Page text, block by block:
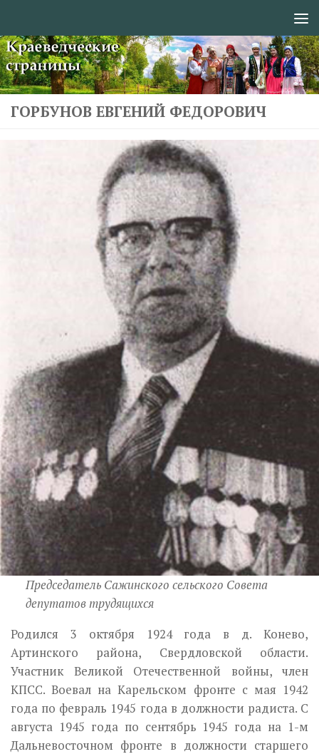
ГОРБУНОВ ЕВГЕНИЙ ФЕДОРОВИЧ
Председатель Сажинского сельского Совета
депутатов трудящихся
Родился 3 октября 1924 года в д. Конево,
Артинского района, Свердловской области.
Участник Великой Отечественной войны, член
КПСС. Воевал на Карельском фронте с мая 1942
года по февраль 1945 года в должности радиста. С
августа 1945 года по сентябрь 1945 года на 1-м
Дальневосточном фронте в должности старшего